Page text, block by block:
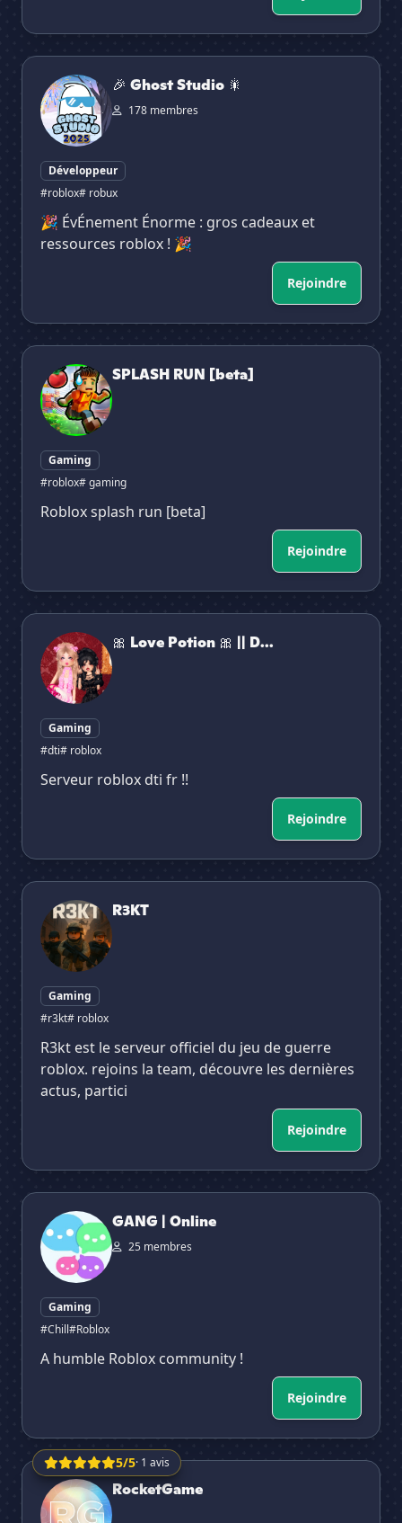
🎉 Ghost Studio 🎇
🎉 Ghost Studio 🎇
178 membres
Développeur
#roblox# robux
🎉 ÉvÉnement Énorme : gros cadeaux et
ressources roblox ! 🎉
Rejoindre
SPLASH RUN [beta]
SPLASH RUN [beta]
Gaming
#roblox# gaming
Roblox splash run [beta]
Rejoindre
🎀 Love Potion 🎀 || DTI |❤| FR ||
🎀 Love Potion 🎀 || D...
Gaming
#dti# roblox
Serveur roblox dti fr !!
Rejoindre
R3KT
R3KT
Gaming
#r3kt# roblox
R3kt est le serveur officiel du jeu de guerre
roblox. rejoins la team, découvre les dernières
actus, partici
Rejoindre
GANG | Online
GANG | Online
25 membres
Gaming
#Chill#Roblox
A humble Roblox community !
Rejoindre
5/5· 1 avis
RocketGame
RocketGame